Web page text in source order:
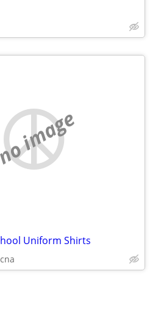
no image
Uniform Shirts